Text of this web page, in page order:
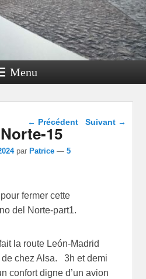
Menu
Navigation dans les
← Précédent Suivant →
15
par Patrice —5
fermer cette
del Norte-part1.
la route León-Madrid
chez Alsa. 3h et demi
confort digne d’un avion